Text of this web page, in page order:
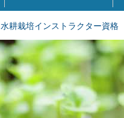
水耕栽培インストラクター資格